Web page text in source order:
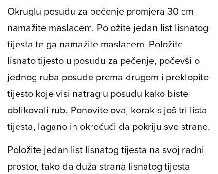
Okruglu posudu za pečenje promjera 30 cm
namažite maslacem. Položite jedan list lisnatog
tijesta te ga namažite maslacem. Položite
lisnato tijesto u posudu za pečenje, počevši o
jednog ruba posude prema drugom i preklopite
tijesto koje visi natrag u posudu kako biste
oblikovali rub. Ponovite ovaj korak s još tri lista
tijesta, lagano ih okrećući da pokriju sve strane.
Položite jedan list lisnatog tijesta na svoj radni
prostor, tako da duža strana lisnatog tijesta